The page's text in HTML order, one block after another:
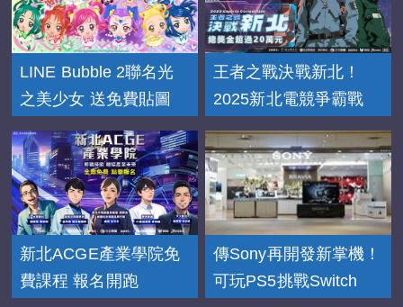
LINE Bubble 2聯名光
之美少女 送免費貼圖
王者之戰決戰新北！
2025新北電競爭霸戰
新北ACGE產業學院免
費課程 報名開跑
傳Sony再開發新掌機！
可玩PS5挑戰Switch